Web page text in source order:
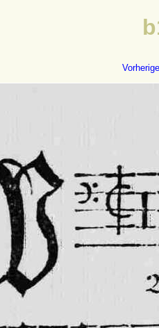
Vorherige